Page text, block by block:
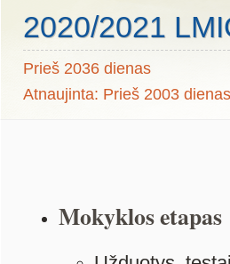
2020/2021
Prieš 2036 dienas
Atnaujinta: Prieš 2003 dienas
Mokyklos etapas